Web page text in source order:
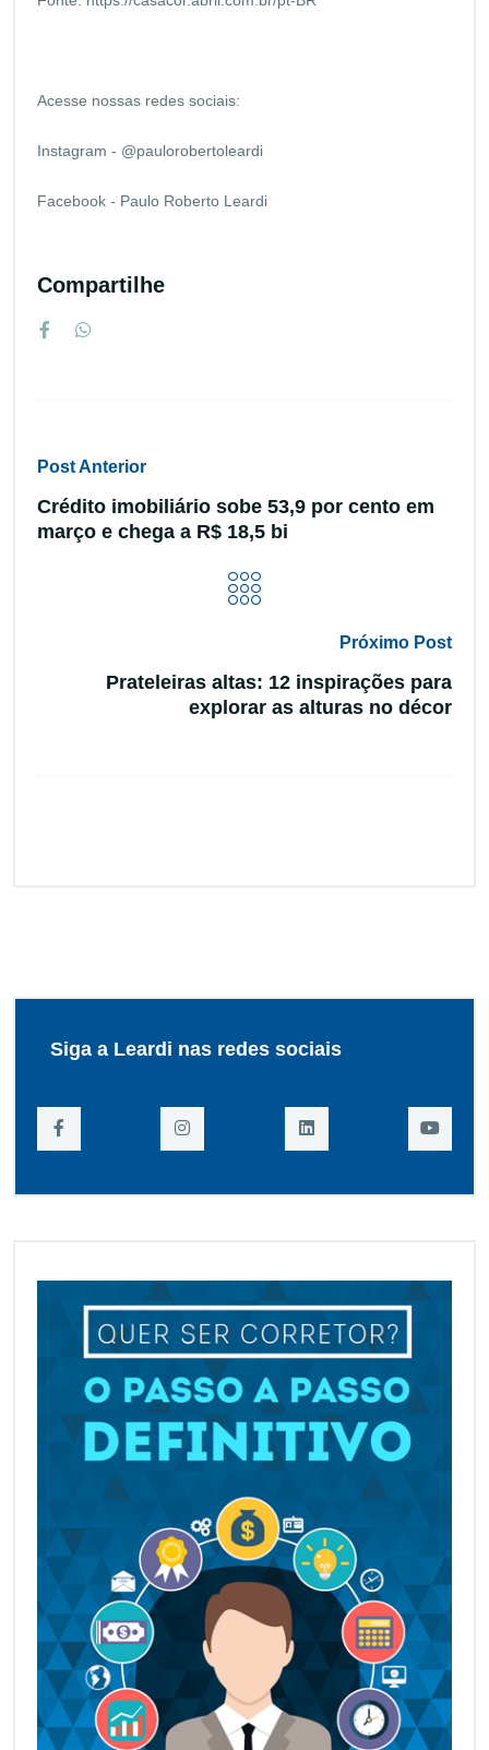
Acesse nossas redes sociais:
Instagram - @paulorobertoleardi
Facebook - Paulo Roberto Leardi
Compartilhe
Post Anterior
Crédito imobiliário sobe 53,9 por cento em
março e chega a R$ 18,5 bi
Próximo Post
Prateleiras altas: 12 inspirações para
explorar as alturas no décor
Siga a Leardi nas redes sociais